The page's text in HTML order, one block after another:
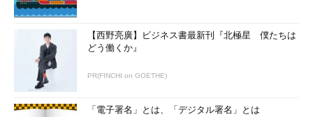
【西野亮廣】ビジネス書最新刊『北極星 僕たちは
どう働くか』
PR(FINCHI on GOETHE)
「電子署名」とは、「デジタル署名」とは